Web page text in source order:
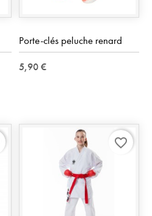
Porte-clés peluche renard
5,90 €
favorite_border